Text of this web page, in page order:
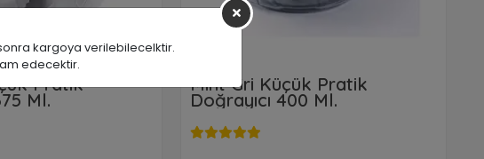
Pratik
Ml.
Mint Gri Küçük Pratik
Doğrayıcı 400 Ml.
kargoya verilebilecelktir.
edecektir.